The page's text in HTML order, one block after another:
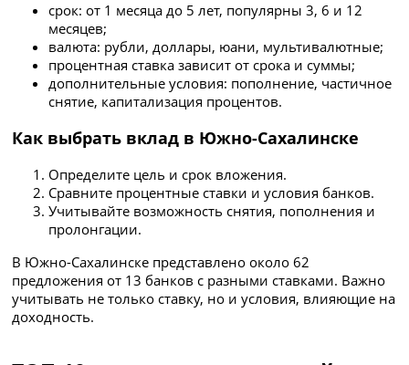
срок: от 1 месяца до 5 лет, популярны 3, 6 и 12
месяцев;
валюта: рубли, доллары, юани, мультивалютные;
процентная ставка зависит от срока и суммы;
дополнительные условия: пополнение, частичное
снятие, капитализация процентов.
Как выбрать вклад в Южно-Сахалинске
Определите цель и срок вложения.
Сравните процентные ставки и условия банков.
Учитывайте возможность снятия, пополнения и
пролонгации.
В Южно-Сахалинске представлено около 62
предложения от 13 банков с разными ставками. Важно
учитывать не только ставку, но и условия, влияющие на
доходность.